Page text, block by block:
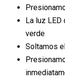
La luz LED
verde
Soltamos